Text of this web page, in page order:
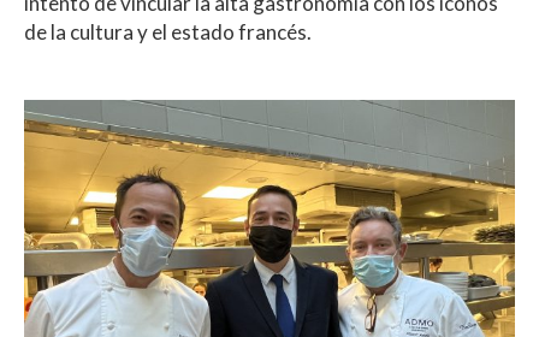
de la cultura y el estado francés.